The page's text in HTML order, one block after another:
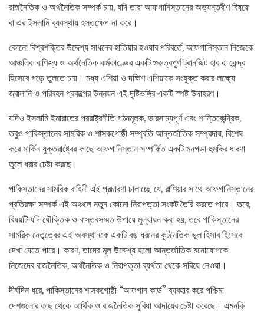
রাজনৈতিক ও অর্থনৈতিক সম্পর্ক চায়, যদি তারা আফগানিস্তানের অভ্যন্তরীণ বিষয়ে
বা এর ইসলামি ব্যবস্থায় হস্তক্ষেপ না করে।
কোনো বিশ্বশক্তির উদ্দেশ্য সাধনের হাতিয়ার হওয়ার পরিবর্তে, আফগানিস্তান নিজেকে
আঞ্চলিক বাণিজ্য ও অর্থনৈতিক কর্মকাণ্ডের একটি গুরুত্বপূর্ণ ট্রানজিট হাব বা কেন্দ্র
হিসেবে গড়ে তুলতে চায়। মধ্য এশিয়া ও দক্ষিণ এশিয়াকে সংযুক্ত করার লক্ষ্যে
জ্বালানি ও পরিবহন প্রকল্পের উন্নয়ন এই দৃষ্টিভঙ্গির একটি স্পষ্ট উদাহরণ।
যদিও ইসলামি ইমারাতের পররাষ্ট্রনীতি গঠনমূলক, ভারসাম্যপূর্ণ এবং শান্তিকেন্দ্রিক,
তবুও পাকিস্তানের সামরিক ও শাসকগোষ্ঠী সম্প্রতি আন্তর্জাতিক সম্প্রদায়, বিশেষ
করে মার্কিন যুক্তরাষ্ট্রের কাছে আফগানিস্তান সম্পর্কিত একটি মনগড়া হুমকির ধারণা
তুলে ধরার চেষ্টা করছে।
পাকিস্তানের সামরিক বাহিনী এই প্রচারণা চালাচ্ছে যে, রাশিয়ার সাথে আফগানিস্তানের
প্রতিরক্ষা সম্পর্ক এই অঞ্চলে নতুন কোনো নিরাপত্তা সংকট তৈরি করতে পারে। তবে,
বিষয়টি যদি যৌক্তিক ও বাস্তবসম্মত উপায়ে মূল্যায়ন করা হয়, তবে পাকিস্তানের
সামরিক নেতৃত্বের এই অবস্থানকে একটি বড় ধরনের কূটনৈতিক ভুল হিসাব হিসেবে
দেখা যেতে পারে। কারণ, তাদের মূল উদ্দেশ্য হলো আন্তর্জাতিক মনোযোগকে
নিজেদের রাজনৈতিক, অর্থনৈতিক ও নিরাপত্তা ব্যর্থতা থেকে সরিয়ে নেওয়া।
দীর্ঘদিন ধরে, পাকিস্তানের শাসকগোষ্ঠী “আফগান কার্ড” ব্যবহার করে পশ্চিমা
দেশগুলোর কাছ থেকে আর্থিক ও রাজনৈতিক সুবিধা আদায়ের চেষ্টা করেছে। এমনকি